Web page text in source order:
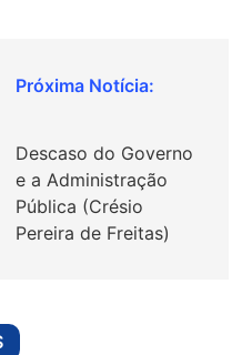
Descaso do Governo
e a Administração
Pública (Crésio
Pereira de Freitas)